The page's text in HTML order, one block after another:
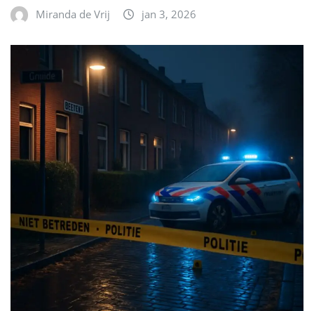
Miranda de Vrij jan 3, 2026